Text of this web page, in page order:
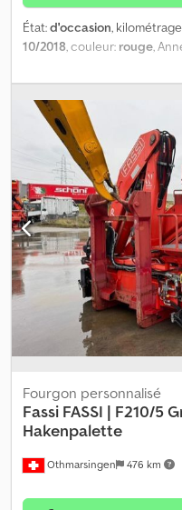
État:d'occasion,
10/2018, couleur: rouge,
,
avec radiocommande Année
2404-0300 Réf. n° : 8022
Cedpsxtv Ihsfx Ab Aerf
Othmarsingen 476 km
Fourgon personnalisé
Fassi FASSI | F210/5
Hakenpalette